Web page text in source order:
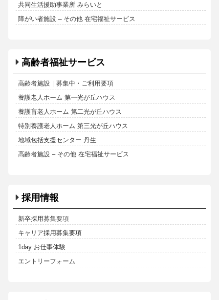
共同生活援助事業所 みらいと
障がい者施設 – その他 在宅福祉サービス
高齢者福祉サービス
高齢者施設｜募集中・ご利用要項
養護老人ホーム 第一光が丘ハウス
養護盲老人ホーム 第二光が丘ハウス
特別養護老人ホーム 第三光が丘ハウス
地域包括支援センター 丹生
高齢者施設 – その他 在宅福祉サービス
採用情報
新卒採用募集要項
キャリア採用募集要項
1day お仕事体験
エントリーフォーム